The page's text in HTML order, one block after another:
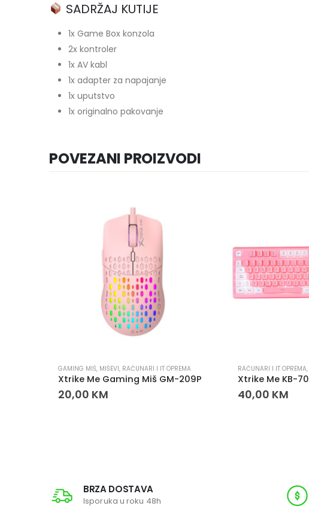
SADRŽAJ KUTIJE
1x Game Box konzola
2x kontroler
1x AV kabl
1x adapter za napajanje
1x uputstvo
1x originalno pakovanje
POVEZANI PROIZVODI
GAMING MIŠ, MIŠEVI, RAČUNARI I IT OPREMA
Xtrike Me Gaming Miš GM-209P
20,00 KM
RAČUNARI I IT OPREMA,
40,00 KM
BRZA DOSTAVA
Isporuka u roku 48h